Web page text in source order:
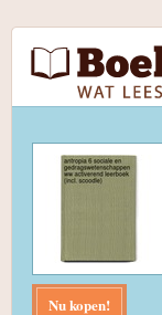
Nu kopen!